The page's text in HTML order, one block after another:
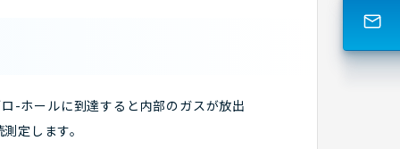
-ホールに到達すると内部のガスが放出
定します。